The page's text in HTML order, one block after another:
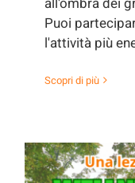
Puoi
l'attività più
Scopri di più